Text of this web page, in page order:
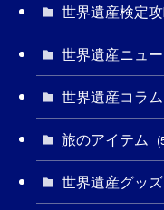
世界遺産検定
世界遺産ニュ
世界遺産コラム
旅のアイテム
世界遺産グッズ